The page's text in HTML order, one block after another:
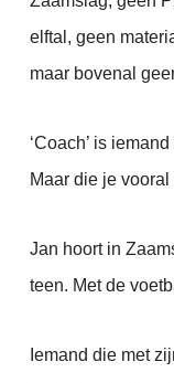
elftal, geen
maar bovenal
‘Coach’ is
Maar die je
Jan hoort in
teen. Met de
Iemand die met